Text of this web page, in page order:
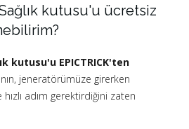
kutusu'u ücretsiz
kutusu'u EPICTRICK'ten
jeneratörümüze girerken
adım gerektirdiğini zaten